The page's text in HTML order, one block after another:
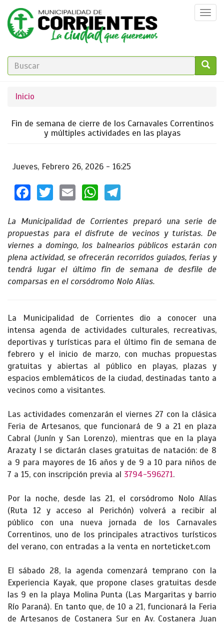
Pasar
contenido
principal
FORMULARIO
BÚSQUEDA
Se
encuentra
usted
Inicio
Fin de semana de cierre de los Carnavales Correntinos
y múltiples actividades en las playas
Jueves, Febrero 26, 2026 - 16:25
Facebook
TwitterEmailWhatsApp
La Municipalidad de Corrientes preparó una serie de
propuestas para el disfrute de vecinos y turistas. De
viernes a domingo, los balnearios públicos estarán con
plena actividad, se ofrecerán recorridos guiados, ferias y
tendrá lugar el último fin de semana de desfile de
comparsas en el corsódromo Nolo Alías.
La Municipalidad de Corrientes dio a conocer una
intensa agenda de actividades culturales, recreativas,
deportivas y turísticas para el último fin de semana de
febrero y el inicio de marzo, con muchas propuestas
gratuitas y abiertas al público en playas, plazas y
espacios emblemáticos de la ciudad, destinadas tanto a
vecinos como a visitantes.
Las actividades comenzarán el viernes 27 con la clásica
Feria de Artesanos, que funcionará de 9 a 21 en plaza
Cabral (Junín y San Lorenzo), mientras que en la playa
Arazaty I se dictarán clases gratuitas de natación: de 8
a 9 para mayores de 16 años y de 9 a 10 para niños de
7 a 15, con inscripción previa al 3794-596271.
Por la noche, desde las 21, el corsódromo Nolo Alías
(Ruta 12 y acceso al Perichón) volverá a recibir al
público con una nueva jornada de los Carnavales
Correntinos, uno de los principales atractivos turísticos
del verano, con entradas a la venta en norteticket.com
El sábado 28, la agenda comenzará temprano con la
Experiencia Kayak, que propone clases gratuitas desde
las 9 en la playa Molina Punta (Las Margaritas y barrio
Río Paraná). En tanto que, de 10 a 21, funcionará la Feria
de Artesanos de Costanera Sur en Av. Costanera Juan